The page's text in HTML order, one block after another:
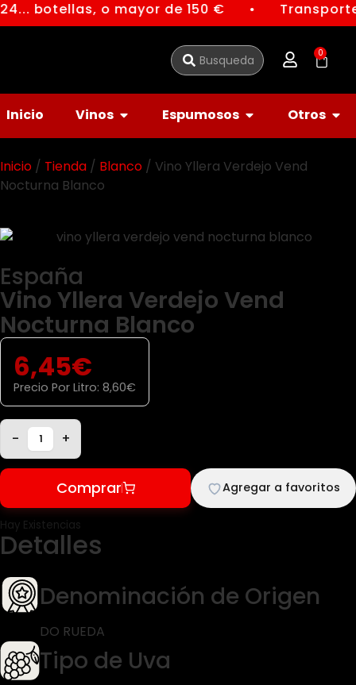
botellas, o mayor de 150 € ●
0
Inicio Vinos Espumosos Otros
Inicio / Tienda / Blanco / Vino Yllera Verdejo Vend
Nocturna Blanco
España
Vino Yllera Verdejo Vend
Nocturna Blanco
6,45€
Precio Por Litro: 8,60€
- +
Comprar Agregar a favoritos
Hay Existencias
Detalles
Denominación de Origen
DO RUEDA
Tipo de Uva